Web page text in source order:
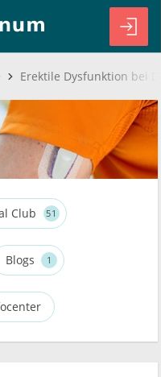
Club 51
Blogs 1